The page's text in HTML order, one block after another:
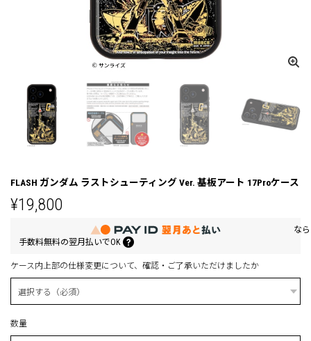
FLASH ガンダム ラストシューティング Ver. 基板アート 17Proケース
¥19,800
なら
手数料無料の翌月払いでOK
ケース内上部の仕様変更について、確認・ご了承いただけましたか
数量